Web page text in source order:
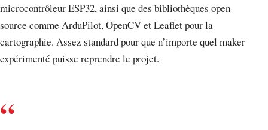
microcontrôleur ESP32, ainsi que des bibliothèques open-
source comme ArduPilot, OpenCV et Leaflet pour la
cartographie. Assez standard pour que n’importe quel maker
expérimenté puisse reprendre le projet.